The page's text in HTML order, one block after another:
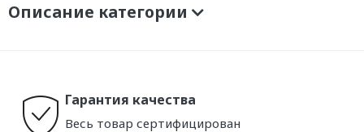
Описание категории
Гарантия качества
Весь товар сертифицирован